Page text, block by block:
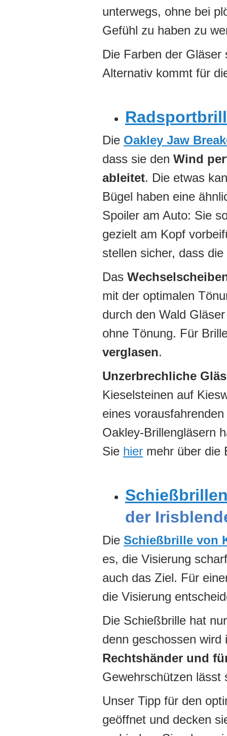
unterwegs, ohne bei
Gefühl zu haben zu
Die Farben der
Alternativ kommt für
Die Oakley Jaw
dass sie den Wind
ableitet. Die etwas
Bügel haben eine
Spoiler am Auto: Sie
gezielt am Kopf
stellen sicher, dass die
Das
mit der optimalen
durch den Wald
ohne Tönung. Für
verglasen.
Unzerbrechliche
Kieselsteinen auf
eines
Oakley-Brillengläsern
Sie hier mehr über die
der
Die Schießbrille von
es, die Visierung
auch das Ziel. Für
die Visierung
Die Schießbrille hat
denn geschossen
Rechtshänder und
Gewehrschützen lässt
Unser Tipp für den
geöffnet und decken